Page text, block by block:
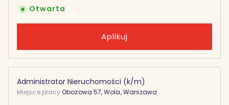
Otwarta
Aplikuj
Administrator Nieruchomości (k/m)
Miejsce pracy:Obozowa 57, Wola, Warszawa